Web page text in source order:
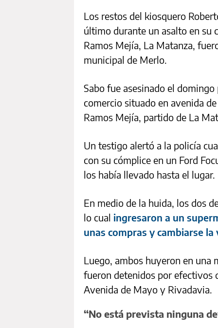
Los restos del kiosquero
último durante un asalto en su
Ramos Mejía, La Matanza,
municipal de Merlo.
Sabo fue asesinado el
comercio situado en avenida
Ramos Mejía, partido de La
Un testigo alertó a la policía
con su cómplice en un Ford
los había llevado hasta el lugar.
En medio de la huida, los dos
lo cual ingresaron a un
unas compras y cambiarse
Luego, ambos huyeron en una
fueron detenidos por efectivos
Avenida de Mayo y Rivadavia.
“No está prevista ninguna